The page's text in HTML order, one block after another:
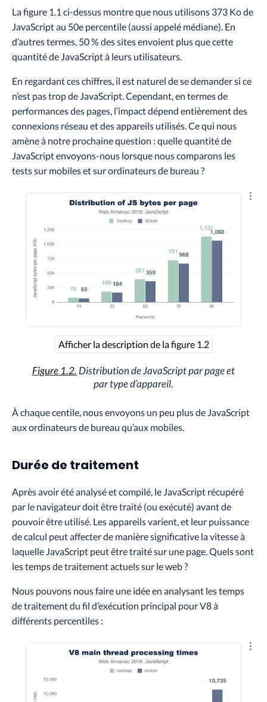
La figure 1.1 ci-dessus montre que nous utilisons 373 Ko de
JavaScript au 50e percentile (aussi appelé médiane). En
d’autres termes, 50 % des sites envoient plus que cette
quantité de JavaScript à leurs utilisateurs.
En regardant ces chiffres, il est naturel de se demander si ce
n’est pas trop de JavaScript. Cependant, en termes de
performances des pages, l’impact dépend entièrement des
connexions réseau et des appareils utilisés. Ce qui nous
amène à notre prochaine question : quelle quantité de
JavaScript envoyons-nous lorsque nous comparons les
tests sur mobiles et sur ordinateurs de bureau ?
Afficher la description de la figure 1.2
Figure 1.2. Distribution de JavaScript par page et
par type d’appareil.
À chaque centile, nous envoyons un peu plus de JavaScript
aux ordinateurs de bureau qu’aux mobiles.
Durée de traitement
Après avoir été analysé et compilé, le JavaScript récupéré
par le navigateur doit être traité (ou exécuté) avant de
pouvoir être utilisé. Les appareils varient, et leur puissance
de calcul peut affecter de manière significative la vitesse à
laquelle JavaScript peut être traité sur une page. Quels sont
les temps de traitement actuels sur le web ?
Nous pouvons nous faire une idée en analysant les temps
de traitement du fil d’exécution principal pour V8 à
différents percentiles :